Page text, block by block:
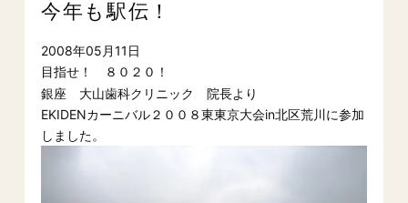
今年も駅伝！
2008年05月11日
目指せ！ ８０２０！
銀座 大山歯科クリニック 院長より
EKIDENカーニバル２００８東東京大会in北区荒川に参加
しました。